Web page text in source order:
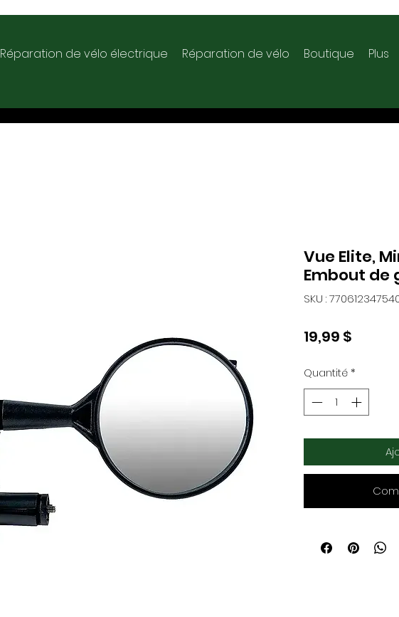
Réparation de vélo électrique Réparation de vélo Boutique Plus
Vue Elite,
Embout de
SKU :
19,99 $
Quantité*